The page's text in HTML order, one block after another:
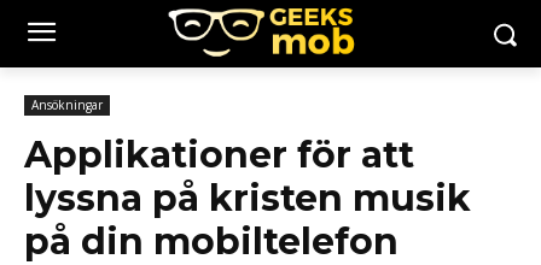
Ansökningar
Applikationer för att
lyssna på kristen musik
på din mobiltelefon